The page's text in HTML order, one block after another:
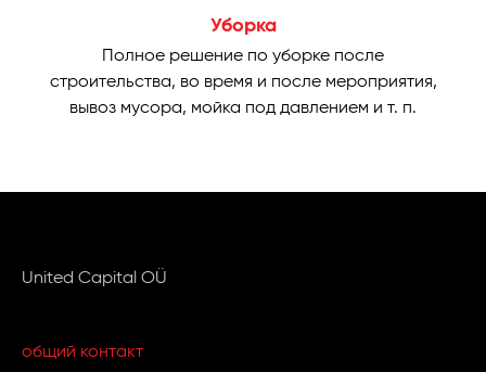
Уборка
Полное решение по уборке после
строительства, во время и после мероприятия,
вывоз мусора, мойка под давлением и т. п.
United Capital OÜ
общий контакт